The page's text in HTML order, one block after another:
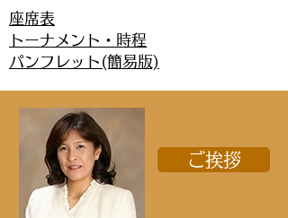
座席表
トーナメント・時程
パンフレット(簡易版)
ご挨拶